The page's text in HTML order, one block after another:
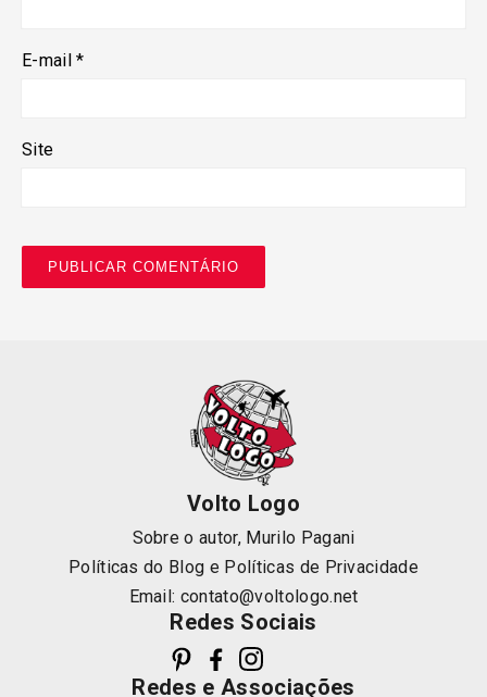
E-mail*
Site
Volto Logo
Sobre o autor, Murilo Pagani
Políticas do Blog e Políticas de Privacidade
Email: contato@voltologo.net
Redes Sociais
Redes e Associações